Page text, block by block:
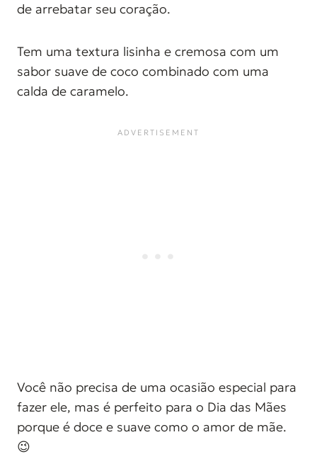
de arrebatar seu coração.
Tem uma textura lisinha e cremosa com um
sabor suave de coco combinado com uma
calda de caramelo.
Você não precisa de uma ocasião especial para
fazer ele, mas é perfeito para o Dia das Mães
porque é doce e suave como o amor de mãe.
😉